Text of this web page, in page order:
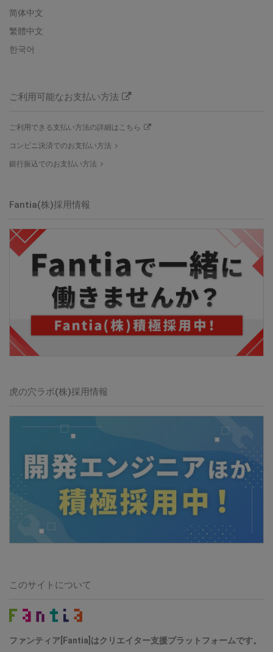
简体中文
繁體中文
한국어
ご利用可能なお支払い方法
ご利用できる支払い方法の詳細はこちら
コンビニ決済でのお支払い方法
銀行振込でのお支払い方法
Fantia(株)採用情報
虎の穴ラボ(株)採用情報
このサイトについて
ファンティア[Fantia]はクリエイター支援プラットフォームです。